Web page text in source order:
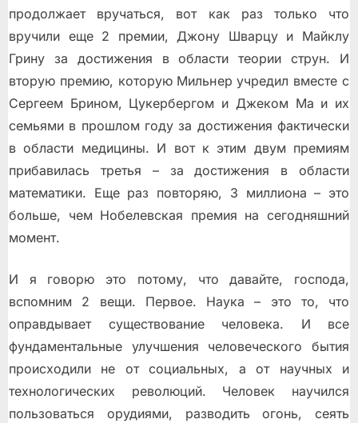
продолжает вручаться, вот как раз только что
вручили еще 2 премии, Джону Шварцу и Майклу
Грину за достижения в области теории струн. И
вторую премию, которую Мильнер учредил вместе с
Сергеем Брином, Цукербергом и Джеком Ма и их
семьями в прошлом году за достижения фактически
в области медицины. И вот к этим двум премиям
прибавилась третья – за достижения в области
математики. Еще раз повторяю, 3 миллиона – это
больше, чем Нобелевская премия на сегодняшний
момент.
И я говорю это потому, что давайте, господа,
вспомним 2 вещи. Первое. Наука – это то, что
оправдывает существование человека. И все
фундаментальные улучшения человеческого бытия
происходили не от социальных, а от научных и
технологических революций. Человек научился
пользоваться орудиями, разводить огонь, сеять